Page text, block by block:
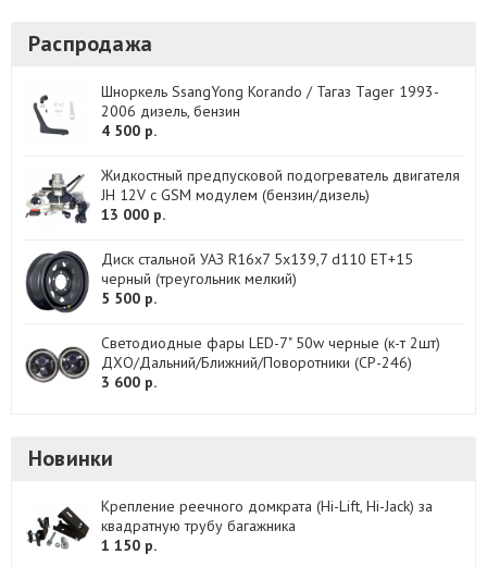
Распродажа
Шноркель SsangYong Korando / Тагаз Tager 1993-
2006 дизель, бензин
4 500 р.
Жидкостный предпусковой подогреватель двигателя
JH 12V с GSM модулем (бензин/дизель)
13 000 р.
Диск стальной УАЗ R16х7 5x139,7 d110 ET+15
черный (треугольник мелкий)
5 500 р.
Светодиодные фары LED-7" 50w черные (к-т 2шт)
ДХО/Дальний/Ближний/Поворотники (CP-246)
3 600 р.
Новинки
Крепление реечного домкрата (Hi-Lift, Hi-Jack) за
квадратную трубу багажника
1 150 р.